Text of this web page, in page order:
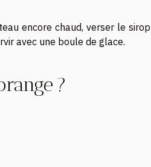
encore chaud, verser le sirop
avec une boule de glace.
?